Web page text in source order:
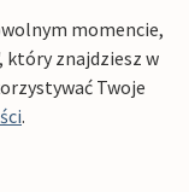
momencie,
który znajdziesz w
Twoje
.